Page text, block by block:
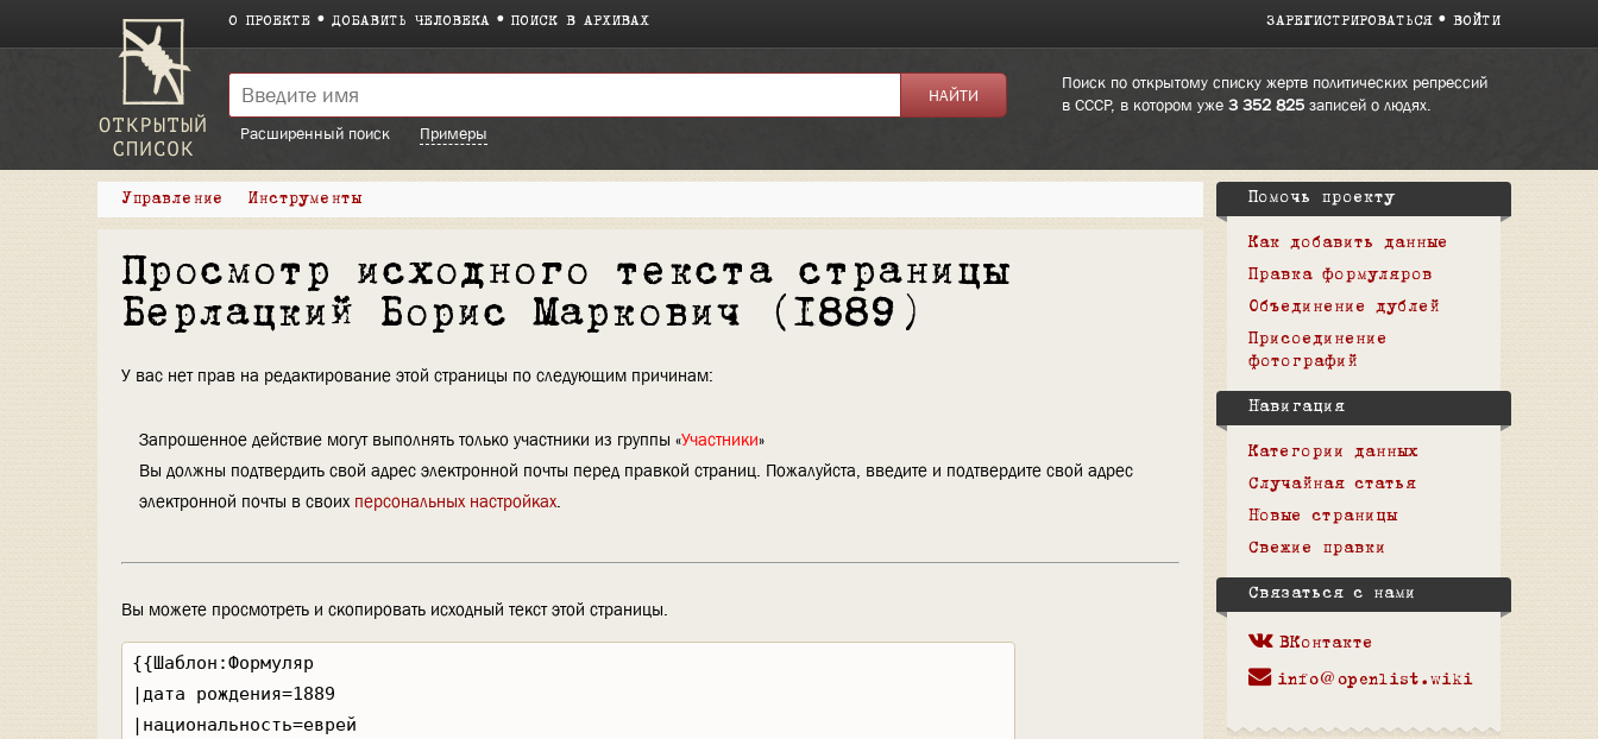
О ПРОЕКТЕ ДОБАВИТЬ ЧЕЛОВЕКА ПОИСК В АРХИВАХ ЗАРЕГИСТРИРОВАТЬСЯ ВОЙТИ
Поиск по открытому списку жертв политических репрессий
в СССР, в котором уже 3 352 825записей о людях.
Расширенный поиск
Примеры
Управление Инструменты
Просмотр исходного текста страницы
Берлацкий Борис Маркович (1889)
У вас нет прав на редактирование этой страницы по следующим причинам:
Запрошенное действие могут выполнять только участники из группы «Участники»
Вы должны подтвердить свой адрес электронной почты перед правкой страниц. Пожалуйста, введите и подтвердите свой адрес
электронной почты в своих персональных настройках.
Вы можете просмотреть и скопировать исходный текст этой страницы.
Помочь проекту
Как добавить данные
Правка формуляров
Объединение дублей
Присоединение
фотографий
Навигация
Категории данных
Случайная статья
Новые страницы
Свежие правки
Связаться с нами
ВКонтакте
info@openlist.wiki